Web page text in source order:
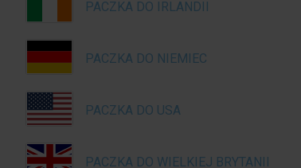
PACZKA DO IRLANDII
PACZKA DO NIEMIEC
PACZKA DO USA
PACZKA DO WIELKIEJ BRYTANII